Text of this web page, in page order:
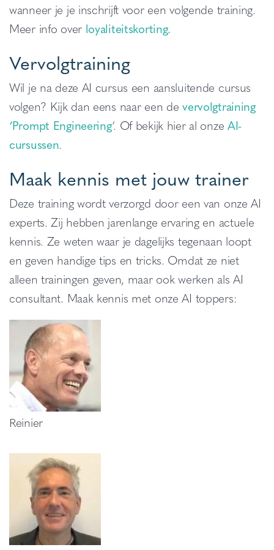
wanneer je je inschrijft voor een volgende training.
Meer info over loyaliteitskorting.
Vervolgtraining
Wil je na deze AI cursus een aansluitende cursus
volgen? Kijk dan eens naar een devervolgtraining
‘Prompt Engineering‘. Of bekijk hier al onze AI-
cursussen.
Maak kennis met jouw trainer
Deze training wordt verzorgd door een van onze AI
experts. Zij hebben jarenlange ervaring en actuele
kennis. Ze weten waar je dagelijks tegenaan loopt
en geven handige tips en tricks. Omdat ze niet
alleen trainingen geven, maar ook werken als AI
consultant. Maak kennis met onze AI toppers:
Reinier